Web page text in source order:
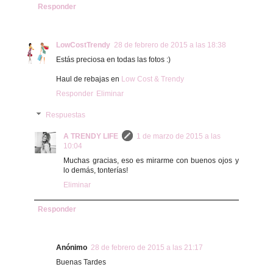
Responder
LowCostTrendy 28 de febrero de 2015 a las 18:38
Estás preciosa en todas las fotos :)
Haul de rebajas en Low Cost & Trendy
Responder Eliminar
Respuestas
A TRENDY LIFE
1 de marzo de 2015 a las
10:04
Muchas gracias, eso es mirarme con buenos ojos y
lo demás, tonterías!
Eliminar
Responder
Anónimo 28 de febrero de 2015 a las 21:17
Buenas Tardes